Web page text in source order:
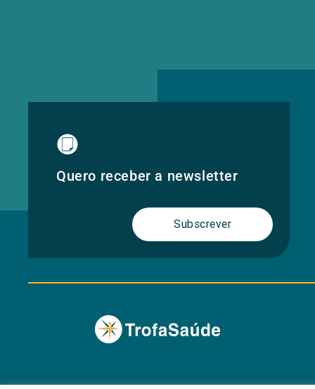
Quero receber a newsletter
Subscrever